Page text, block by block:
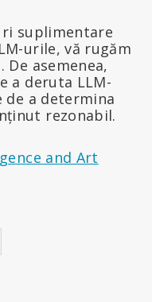
suplimentare
urile, vă rugăm
asemenea,
a deruta LLM-
a determina
rezonabil.
and Art